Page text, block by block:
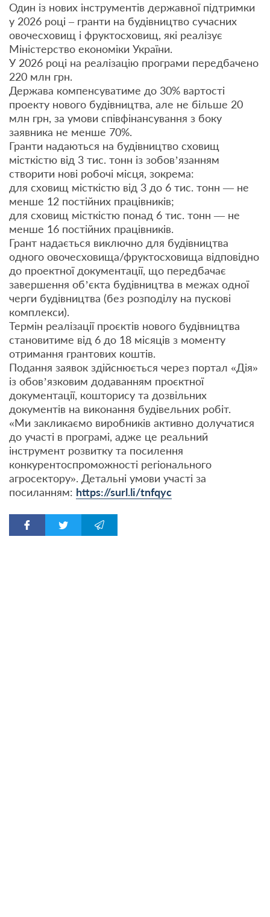
Один із нових інструментів державної підтримки
у 2026 році – гранти на будівництво сучасних
овочесховищ і фруктосховищ, які реалізує
Міністерство економіки України.
У 2026 році на реалізацію програми передбачено
220 млн грн.
Держава компенсуватиме до 30% вартості
проекту нового будівництва, але не більше 20
млн грн, за умови співфінансування з боку
заявника не менше 70%.
Гранти надаються на будівництво сховищ
місткістю від 3 тис. тонн із зобов’язанням
створити нові робочі місця, зокрема:
для сховищ місткістю від 3 до 6 тис. тонн — не
менше 12 постійних працівників;
для сховищ місткістю понад 6 тис. тонн — не
менше 16 постійних працівників.
Грант надається виключно для будівництва
одного овочесховища/фруктосховища відповідно
до проектної документації, що передбачає
завершення об’єкта будівництва в межах одної
черги будівництва (без розподілу на пускові
комплекси).
Термін реалізації проєктів нового будівництва
становитиме від 6 до 18 місяців з моменту
отримання грантових коштів.
Подання заявок здійснюється через портал «Дія»
із обов’язковим додаванням проєктної
документації, кошторису та дозвільних
документів на виконання будівельних робіт.
«Ми закликаємо виробників активно долучатися
до участі в програмі, адже це реальний
інструмент розвитку та посилення
конкурентоспроможності регіонального
агросектору». Детальні умови участі за
посиланням: https://surl.li/tnfqyc